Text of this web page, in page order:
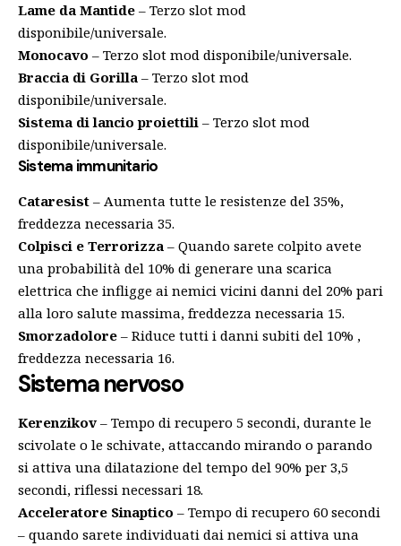
Lame da Mantide – Terzo slot mod
disponibile/universale.
Monocavo – Terzo slot mod disponibile/universale.
Braccia di Gorilla – Terzo slot mod
disponibile/universale.
Sistema di lancio proiettili – Terzo slot mod
disponibile/universale.
Sistema immunitario
Cataresist – Aumenta tutte le resistenze del 35%,
freddezza necessaria 35.
Colpisci e Terrorizza – Quando sarete colpito avete
una probabilità del 10% di generare una scarica
elettrica che infligge ai nemici vicini danni del 20% pari
alla loro salute massima, freddezza necessaria 15.
Smorzadolore – Riduce tutti i danni subiti del 10% ,
freddezza necessaria 16.
Sistema nervoso
Kerenzikov – Tempo di recupero 5 secondi, durante le
scivolate o le schivate, attaccando mirando o parando
si attiva una dilatazione del tempo del 90% per 3,5
secondi, riflessi necessari 18.
Acceleratore Sinaptico – Tempo di recupero 60 secondi
– quando sarete individuati dai nemici si attiva una